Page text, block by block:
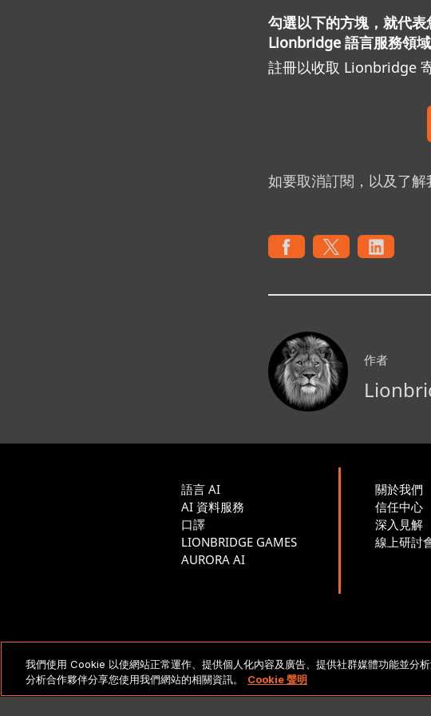
勾選以下的方塊，就代
Lionbridge 語言服務領
註冊以收取 Lionbridge
如要取消訂閱，以及了
作者
語言 AI
AI 資料服務
口譯
LIONBRIDGE GAMES
AURORA AI
關於我們
信任中心
深入見解
線上研討
法律聲明與政策 Copyright 2026
我們使用 Cookie 以使網站正常運作、提供個人化內容及廣告、提供社群媒體功能並分
分析合作夥伴分享您使用我們網站的相關資訊。
Cookie 聲明